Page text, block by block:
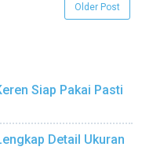
Older Post
Siap Pakai Pasti
Detail Ukuran